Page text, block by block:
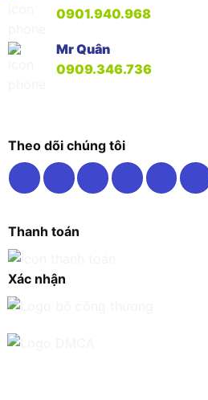
0901.940.968
Mr Quân
0909.346.736
Theo dõi chúng tôi
Thanh toán
Xác nhận